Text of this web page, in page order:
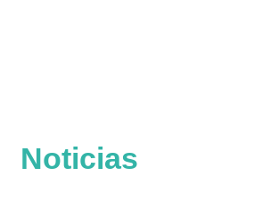
Noticias